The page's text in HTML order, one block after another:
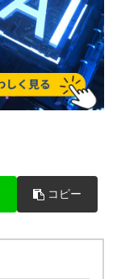
コピー